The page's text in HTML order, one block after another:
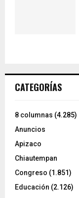
CATEGORÍAS
8 columnas (4.285)
Anuncios
Apizaco
Chiautempan
Congreso (1.851)
Educación (2.126)